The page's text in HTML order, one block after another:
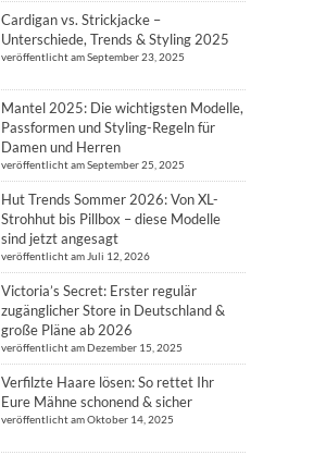
Cardigan vs. Strickjacke –
Unterschiede, Trends & Styling 2025
veröffentlicht am September 23, 2025
Mantel 2025: Die wichtigsten Modelle,
Passformen und Styling-Regeln für
Damen und Herren
veröffentlicht am September 25, 2025
Hut Trends Sommer 2026: Von XL-
Strohhut bis Pillbox – diese Modelle
sind jetzt angesagt
veröffentlicht am Juli 12, 2026
Victoria’s Secret: Erster regulär
zugänglicher Store in Deutschland &
große Pläne ab 2026
veröffentlicht am Dezember 15, 2025
Verfilzte Haare lösen: So rettet Ihr
Eure Mähne schonend & sicher
veröffentlicht am Oktober 14, 2025